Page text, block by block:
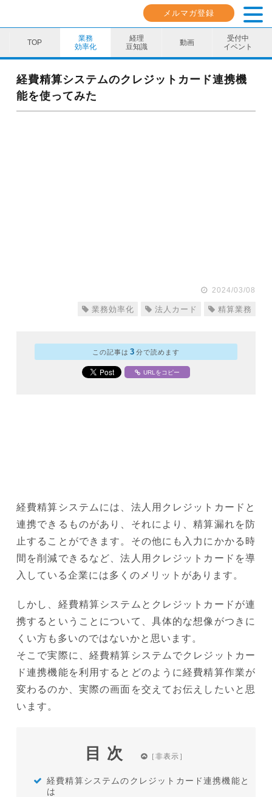
メルマガ登録
業務
効率化
経理
豆知識
動画
受付中
イベント
業務効率化
経理豆知識
経費精算システムのクレジットカード連携機
能を使ってみた
2024/03/08
業務効率化 法人カード 精算業務
この記事は 3 分で読めます
URLをコピー
経費精算システムには、法人用クレジットカードと
連携できるものがあり、それにより、精算漏れを防
止することができます。その他にも入力にかかる時
間を削減できるなど、法人用クレジットカードを導
入している企業には多くのメリットがあります。
しかし、経費精算システムとクレジットカードが連
携するということについて、具体的な想像がつきに
くい方も多いのではないかと思います。
そこで実際に、経費精算システムでクレジットカー
ド連携機能を利用するとどのように経費精算作業が
変わるのか、実際の画面を交えてお伝えしたいと思
います。
目次
経費精算システムのクレジットカード連携機能と
は